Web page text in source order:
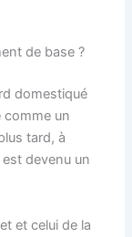
de base ?
domestiqué
comme un
tard, à
est devenu un
et celui de la